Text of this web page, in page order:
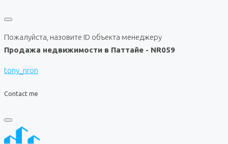
Пожалуйста, назовите ID объекта менеджеру
Продажа недвижимости в Паттайе - NR059
tony_nron
Contact me